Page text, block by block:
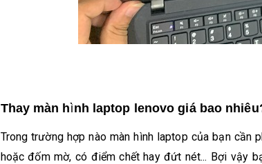
Thay màn hình laptop lenovo giá bao
Trong trường hợp nào màn hình laptop của bạn
hoặc đốm mờ, có điểm chết hay đứt nét... Bợi vậy